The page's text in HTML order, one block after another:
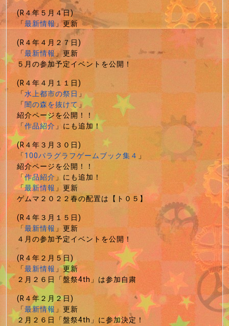
(R４年５月４日)
「最新情報」更新
(R４年４月２７日)
「最新情報」更新
５月の参加予定イベントを公開！
(R４年４月１１日)
「水上都市の祭日」
「闇の森を抜けて」
紹介ページを公開！！
「作品紹介」にも追加！
(R４年３月３０日)
「100パラグラフゲームブック集４ 」
紹介ページを公開！！
「作品紹介」にも追加！
「最新情報」更新
ゲムマ２０２２春の配置は【ト０５】
(R４年３月１５日)
「最新情報」更新
４月の参加予定イベントを公開！
(R４年２月５日)
「最新情報」更新
２月２６日「盤祭4th」は参加自粛
(R４年２月２日)
「最新情報」更新
２月２６日「盤祭4th」に参加決定！